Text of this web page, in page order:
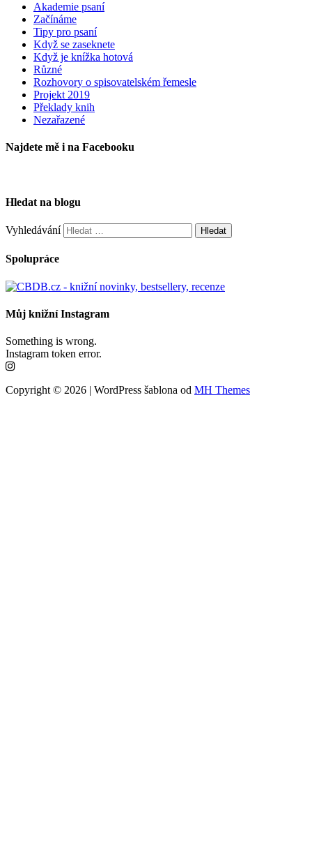
Akademie psaní
Začínáme
Tipy pro psaní
Když se zaseknete
Když je knížka hotová
Různé
Rozhovory o spisovatelském řemesle
Projekt 2019
Překlady knih
Nezařazené
Najdete mě i na Facebooku
Hledat na blogu
Vyhledávání
Spolupráce
Můj knižní Instagram
Something is wrong.
Instagram token error.
Copyright © 2026 | WordPress šablona od MH Themes